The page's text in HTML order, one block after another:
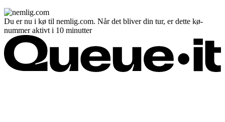
Du er nu i kø til nemlig.com. Når det bliver din tur, er dette kø-
nummer aktivt i 10 minutter